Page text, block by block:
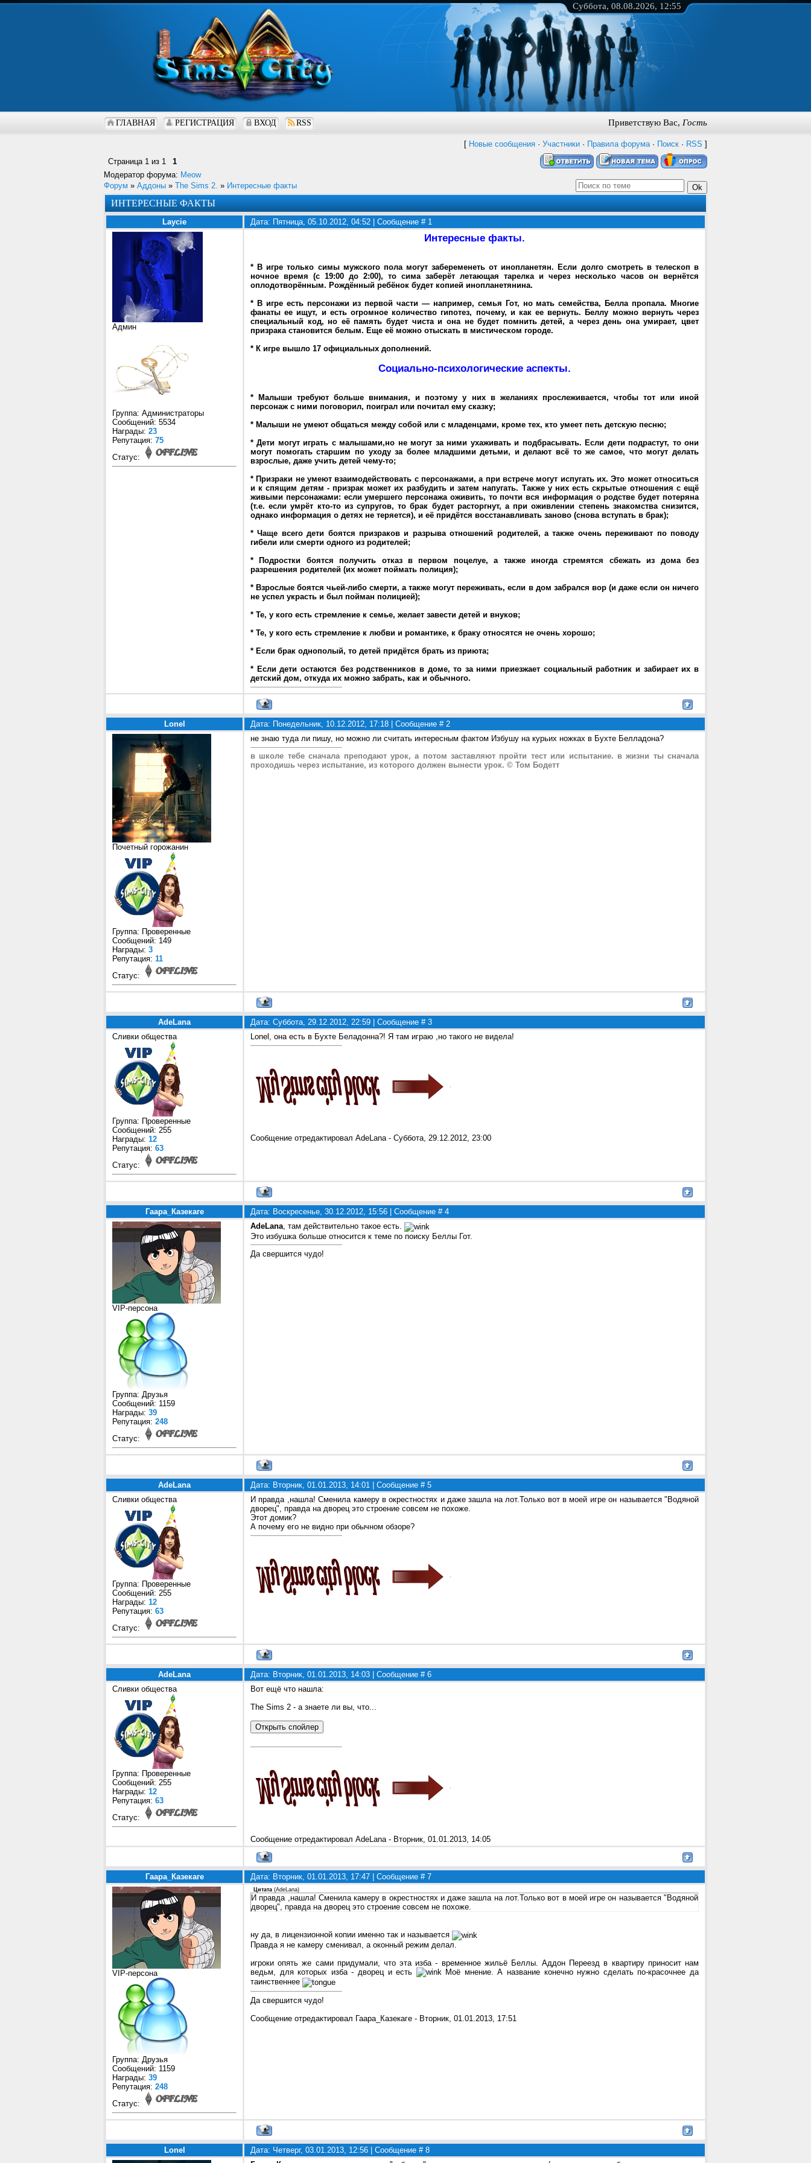
Суббота, 08.08.2026, 12:55
ГЛАВНАЯ РЕГИСТРАЦИЯ ВХОД RSS Приветствую Вас, Гость
[ Новые сообщения · Участники · Правила форума· Поиск · RSS ]
Страница 1 из 1
1
Модератор форума: Meow
Форум » Аддоны » The Sims 2. » Интересные факты
ИНТЕРЕСНЫЕ ФАКТЫ
Laycie Дата: Пятница, 05.10.2012, 04:52 | Сообщение # 1
Админ
Группа: Администраторы
Сообщений: 5534
Награды: 23
Репутация: 75
Статус:
Интересные факты.
* В игре только симы мужского пола могут забеременеть от инопланетян. Если долго смотреть в телескоп в
ночное время (с 19:00 до 2:00), то сима заберёт летающая тарелка и через несколько часов он вернётся
оплодотворённым. Рождённый ребёнок будет копией инопланетянина.
* В игре есть персонажи из первой части — например, семья Гот, но мать семейства, Белла пропала. Многие
фанаты ее ищут, и есть огромное количество гипотез, почему, и как ее вернуть. Беллу можно вернуть через
специальный код, но её память будет чиста и она не будет помнить детей, а через день она умирает, цвет
призрака становится белым. Еще её можно отыскать в мистическом городе.
* К игре вышло 17 официальных дополнений.
Социально-психологические аспекты.
* Малыши требуют больше внимания, и поэтому у них в желаниях прослеживается, чтобы тот или иной
персонаж с ними поговорил, поиграл или почитал ему сказку;
* Малыши не умеют общаться между собой или с младенцами, кроме тех, кто умеет петь детскую песню;
* Дети могут играть с малышами,но не могут за ними ухаживать и подбрасывать. Если дети подрастут, то они
могут помогать старшим по уходу за более младшими детьми, и делают всё то же самое, что могут делать
взрослые, даже учить детей чему-то;
* Призраки не умеют взаимодействовать с персонажами, а при встрече могут испугать их. Это может относиться
и к спящим детям - призрак может их разбудить и затем напугать. Также у них есть скрытые отношения с ещё
живыми персонажами: если умершего персонажа оживить, то почти вся информация о родстве будет потеряна
(т.е. если умрёт кто-то из супругов, то брак будет расторгнут, а при оживлении степень знакомства снизится,
однако информация о детях не теряется), и её придётся восстанавливать заново (снова вступать в брак);
* Чаще всего дети боятся призраков и разрыва отношений родителей, а также очень переживают по поводу
гибели или смерти одного из родителей;
* Подростки боятся получить отказ в первом поцелуе, а также иногда стремятся сбежать из дома без
разрешения родителей (их может поймать полиция);
* Взрослые боятся чьей-либо смерти, а также могут переживать, если в дом забрался вор (и даже если он ничего
не успел украсть и был пойман полицией);
* Те, у кого есть стремление к семье, желает завести детей и внуков;
* Те, у кого есть стремление к любви и романтике, к браку относятся не очень хорошо;
* Если брак однополый, то детей придётся брать из приюта;
* Если дети остаются без родственников в доме, то за ними приезжает социальный работник и забирает их в
детский дом, откуда их можно забрать, как и обычного.
Lonel Дата: Понедельник, 10.12.2012, 17:18 | Сообщение # 2
Почетный горожанин
Группа: Проверенные
Сообщений: 149
Награды: 3
Репутация: 11
Статус:
не знаю туда ли пишу, но можно ли считать интересным фактом Избушу на курьих ножках в Бухте Белладона?
в школе тебе сначала преподают урок, а потом заставляют пройти тест или испытание. в жизни ты сначала
проходишь через испытание, из которого должен вынести урок. © Том Бодетт
AdeLana Дата: Суббота, 29.12.2012, 22:59 | Сообщение # 3
Сливки общества
Группа: Проверенные
Сообщений: 255
Награды: 12
Репутация: 63
Статус:
Lonel, она есть в Бухте Беладонна?! Я там играю ,но такого не видела!
Сообщение отредактировал AdeLana- Суббота, 29.12.2012, 23:00
Гаара_Казекаге Дата: Воскресенье, 30.12.2012, 15:56 | Сообщение # 4
VIP-персона
Группа: Друзья
Сообщений: 1159
Награды: 39
Репутация: 248
Статус:
AdeLana, там действительно такое есть.
Это избушка больше относится к теме по поиску Беллы Гот.
Да свершится чудо!
AdeLana Дата: Вторник, 01.01.2013, 14:01 | Сообщение # 5
Сливки общества
Группа: Проверенные
Сообщений: 255
Награды: 12
Репутация: 63
Статус:
И правда ,нашла! Сменила камеру в окрестностях и даже зашла на лот.Только вот в моей игре он называется "Водяной
дворец", правда на дворец это строение совсем не похоже.
Этот домик?
А почему его не видно при обычном обзоре?
AdeLana Дата: Вторник, 01.01.2013, 14:03 | Сообщение # 6
Сливки общества
Группа: Проверенные
Сообщений: 255
Награды: 12
Репутация: 63
Статус:
Вот ещё что нашла:
The Sims 2 - а знаете ли вы, что...
Сообщение отредактировал AdeLana- Вторник, 01.01.2013, 14:05
Гаара_Казекаге Дата: Вторник, 01.01.2013, 17:47 | Сообщение # 7
VIP-персона
Группа: Друзья
Сообщений: 1159
Награды: 39
Репутация: 248
Статус:
Цитата (AdeLana)
И правда ,нашла! Сменила камеру в окрестностях и даже зашла на лот.Только вот в моей игре он называется "Водяной
дворец", правда на дворец это строение совсем не похоже.
ну да, в лицензионной копии именно так и называется
Правда я не камеру сменивал, а оконный режим делал.
игроки опять же сами придумали, что эта изба - временное жильё Беллы. Аддон Переезд в квартиру приносит нам
ведьм, для которых изба - дворец и есть
Моё мнение. А название конечно нужно сделать по-красочнее да
таинственнее
Да свершится чудо!
Сообщение отредактировал Гаара_Казекаге - Вторник, 01.01.2013, 17:51
Lonel Дата: Четверг, 03.01.2013, 12:56 | Сообщение # 8